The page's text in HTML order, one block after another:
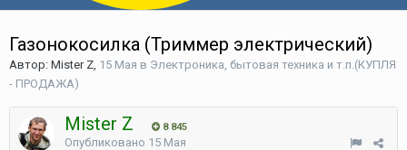
Газонокосилка (Триммер электрический)
Автор: Mister Z, 15 Мая в Электроника, бытовая техника и т.п.(КУПЛЯ
- ПРОДАЖА)
Mister Z 8 845
Опубликовано 15 Мая